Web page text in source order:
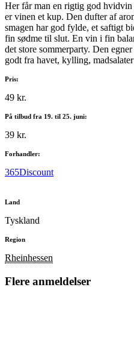
Her får man en rigtig god
er vinen et kup. Den dufter af
smagen har god fylde, et saftigt
fin sødme til slut. En vin i fin
det store sommerparty. Den
godt fra havet, kylling,
Pris:
49 kr.
På tilbud fra 19. til 25. juni:
39 kr.
Forhandler:
365Discount
Land
Tyskland
Region
Rheinhessen
Flere anmeldelser